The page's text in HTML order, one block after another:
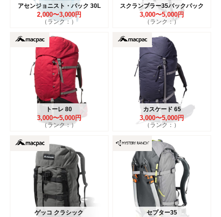
アセンジョニスト・パック 30L
2,000〜3,000円
（ランク：）
スクランブラー35バックパック
3,000〜5,000円
（ランク：）
トーレ 80
3,000〜5,000円
（ランク：）
カスケード 65
3,000〜5,000円
（ランク：）
ゲッコ クラシック セプター35